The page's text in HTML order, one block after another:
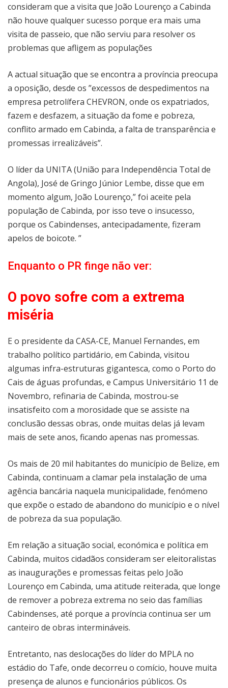
consideram que a visita que João Lourenço a Cabinda
não houve qualquer sucesso porque era mais uma
visita de passeio, que não serviu para resolver os
problemas que afligem as populações
A actual situação que se encontra a província preocupa
a oposição, desde os ”excessos de despedimentos na
empresa petrolífera CHEVRON, onde os expatriados,
fazem e desfazem, a situação da fome e pobreza,
conflito armado em Cabinda, a falta de transparência e
promessas irrealizáveis”.
O líder da UNITA (União para Independência Total de
Angola), José de Gringo Júnior Lembe, disse que em
momento algum, João Lourenço,” foi aceite pela
população de Cabinda, por isso teve o insucesso,
porque os Cabindenses, antecipadamente, fizeram
apelos de boicote. ”
Enquanto o PR finge não ver:
O povo sofre com a extrema
miséria
E o presidente da CASA-CE, Manuel Fernandes, em
trabalho político partidário, em Cabinda, visitou
algumas infra-estruturas gigantesca, como o Porto do
Cais de águas profundas, e Campus Universitário 11 de
Novembro, refinaria de Cabinda, mostrou-se
insatisfeito com a morosidade que se assiste na
conclusão dessas obras, onde muitas delas já levam
mais de sete anos, ficando apenas nas promessas.
Os mais de 20 mil habitantes do município de Belize, em
Cabinda, continuam a clamar pela instalação de uma
agência bancária naquela municipalidade, fenómeno
que expõe o estado de abandono do município e o nível
de pobreza da sua população.
Em relação a situação social, económica e política em
Cabinda, muitos cidadãos consideram ser eleitoralistas
as inaugurações e promessas feitas pelo João
Lourenço em Cabinda, uma atitude reiterada, que longe
de remover a pobreza extrema no seio das famílias
Cabindenses, até porque a província continua ser um
canteiro de obras intermináveis.
Entretanto, nas deslocações do líder do MPLA no
estádio do Tafe, onde decorreu o comício, houve muita
presença de alunos e funcionários públicos. Os